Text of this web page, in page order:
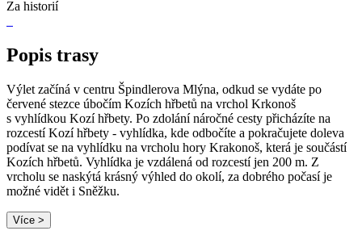
Za historií
Popis trasy
Výlet začíná v centru Špindlerova Mlýna, odkud se vydáte po
červené stezce úbočím Kozích hřbetů na vrchol Krkonoš
s vyhlídkou Kozí hřbety. Po zdolání náročné cesty přicházíte na
rozcestí Kozí hřbety - vyhlídka, kde odbočíte a pokračujete doleva
podívat se na vyhlídku na vrcholu hory Krakonoš, která je součástí
Kozích hřbetů. Vyhlídka je vzdálená od rozcestí jen 200 m. Z
vrcholu se naskýtá krásný výhled do okolí, za dobrého počasí je
možné vidět i Sněžku.
Více >